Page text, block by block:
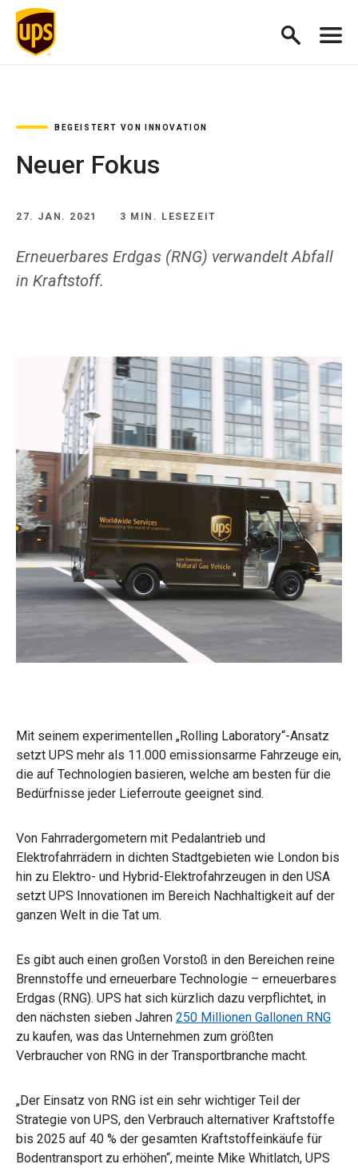
BEGEISTERT VON INNOVATION
Neuer Fokus
27. JAN. 2021 3 MIN. LESEZEIT
Erneuerbares Erdgas (RNG) verwandelt Abfall
in Kraftstoff.
Mit seinem experimentellen „Rolling Laboratory“-Ansatz
setzt UPS mehr als 11.000 emissionsarme Fahrzeuge ein,
die auf Technologien basieren, welche am besten für die
Bedürfnisse jeder Lieferroute geeignet sind.
Von Fahrradergometern mit Pedalantrieb und
Elektrofahrrädern in dichten Stadtgebieten wie London bis
hin zu Elektro- und Hybrid-Elektrofahrzeugen in den USA
setzt UPS Innovationen im Bereich Nachhaltigkeit auf der
ganzen Welt in die Tat um.
Es gibt auch einen großen Vorstoß in den Bereichen reine
Brennstoffe und erneuerbare Technologie – erneuerbares
Erdgas (RNG). UPS hat sich kürzlich dazu verpflichtet, in
den nächsten sieben Jahren 250 Millionen Gallonen RNG
zu kaufen, was das Unternehmen zum größten
Verbraucher von RNG in der Transportbranche macht.
„Der Einsatz von RNG ist ein sehr wichtiger Teil der
Strategie von UPS, den Verbrauch alternativer Kraftstoffe
bis 2025 auf 40 % der gesamten Kraftstoffeinkäufe für
Bodentransport zu erhöhen“, meinte Mike Whitlatch, UPS